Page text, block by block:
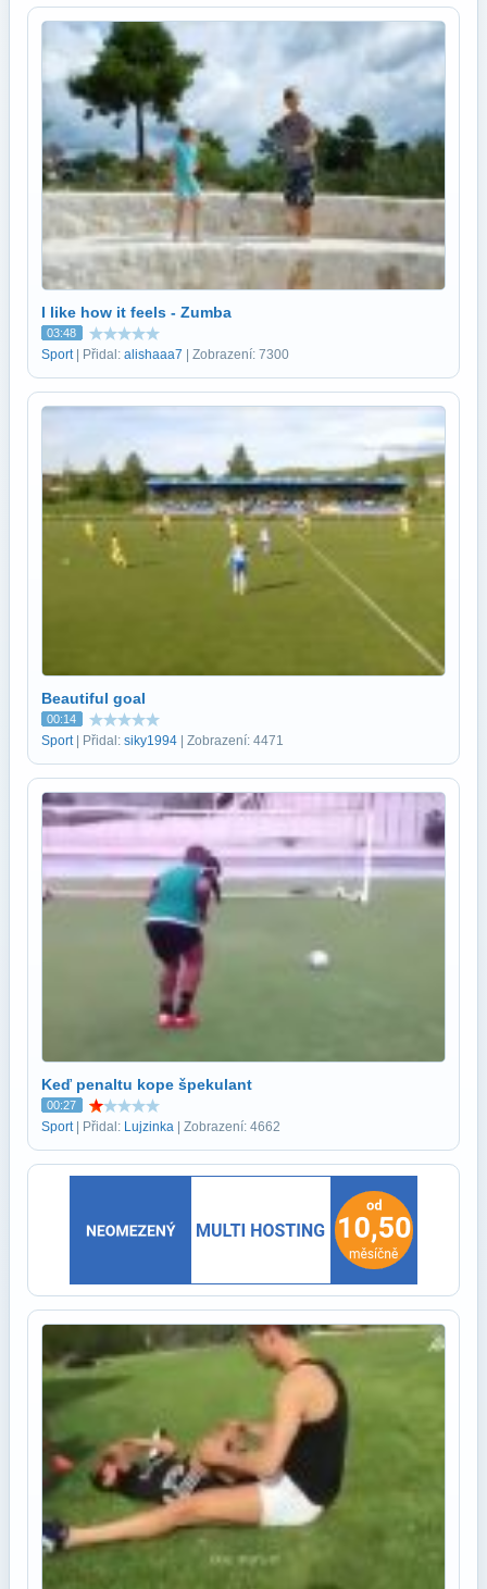
I like how it feels - Zumba
03:48
Sport| Přidal: alishaaa7 | Zobrazení: 7300
Beautiful goal
00:14
Sport| Přidal: siky1994 | Zobrazení: 4471
Keď penaltu kope špekulant
00:27
Sport| Přidal: Lujzinka | Zobrazení: 4662